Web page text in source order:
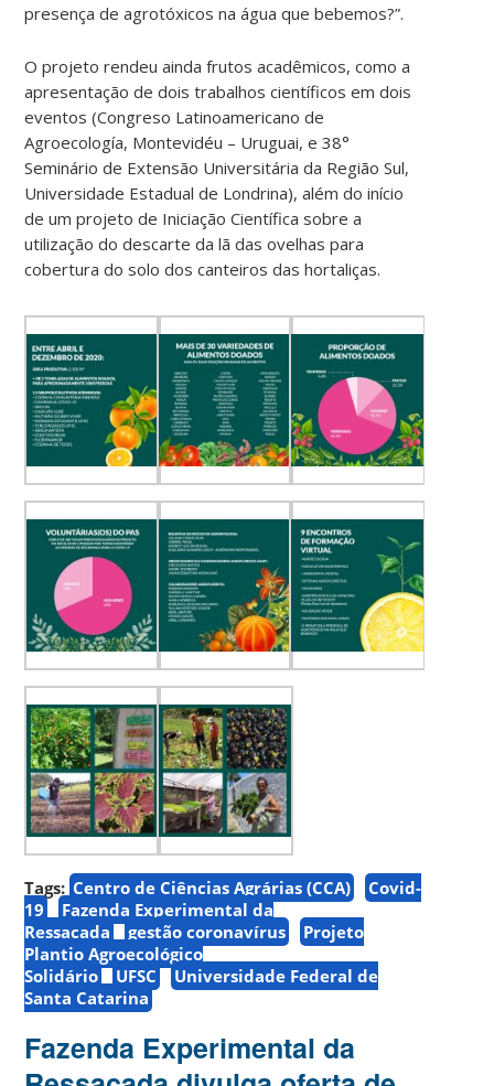
presença de agrotóxicos na água que bebemos?”.
O projeto rendeu ainda frutos acadêmicos, como a
apresentação de dois trabalhos científicos em dois
eventos (Congreso Latinoamericano de
Agroecología, Montevidéu – Uruguai, e 38°
Seminário de Extensão Universitária da Região Sul,
Universidade Estadual de Londrina), além do início
de um projeto de Iniciação Científica sobre a
utilização do descarte da lã das ovelhas para
cobertura do solo dos canteiros das hortaliças.
Tags: Centro de Ciências Agrárias (CCA)
Covid-
19
Fazenda Experimental da
Ressacada
gestão coronavírus
Projeto
Plantio Agroecológico
Solidário
UFSC
Universidade Federal de
Santa Catarina
Fazenda Experimental da